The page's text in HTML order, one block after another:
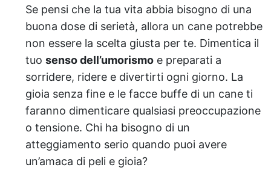
Se pensi che la tua vita abbia bisogno di una
buona dose di serietà, allora un cane potrebbe
non essere la scelta giusta per te. Dimentica il
tuo senso dell’umorismo e preparati a
sorridere, ridere e divertirti ogni giorno. La
gioia senza fine e le facce buffe di un cane ti
faranno dimenticare qualsiasi preoccupazione
o tensione. Chi ha bisogno di un
atteggiamento serio quando puoi avere
un’amaca di peli e gioia?